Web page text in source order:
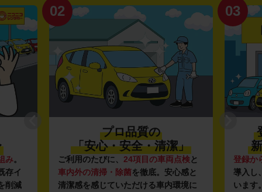
み。
存イ
削減
02
プロ品質の
「安心・安全・清潔」
ご利用のたびに、 24項目の車両点検と
車内外の清掃・除菌を徹底。安心感と
清潔感を感じていただける車内環境に
03
登録か
導入し
います